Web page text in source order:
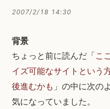
2007/2/18 14:30
背景
ちょっと前に読んだ「 こ
イズ可能なサイトという
後進むかも 」の中に次の
気になっていました。